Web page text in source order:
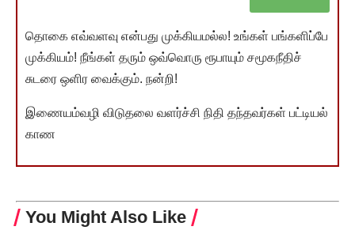
தொகை எவ்வளவு என்பது முக்கியமல்ல! உங்கள் பங்களிப்பே
முக்கியம்! நீங்கள் தரும் ஒவ்வொரு ரூபாயும் சமூகநீதிச்
சுடரை ஒளிர வைக்கும். நன்றி!
இணையம்வழி விடுதலை வளர்ச்சி நிதி தந்தவர்கள் பட்டியல்
காண
You Might Also Like